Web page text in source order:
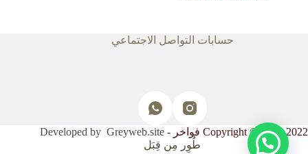
حسابات التواصل الاجتماعي
Copyright © 2017-2022 فواخر -
طُوِر مِن قِبَل